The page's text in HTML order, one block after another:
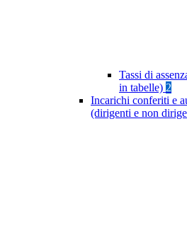
Tassi di
in tabelle) 2
Incarichi conferiti e
(dirigenti e non